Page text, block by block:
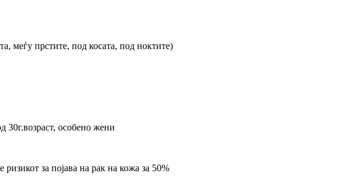
меѓу прстите, под косата, под ноктите)
30г.возраст, особено жени
за појава на рак на кожа за 50%